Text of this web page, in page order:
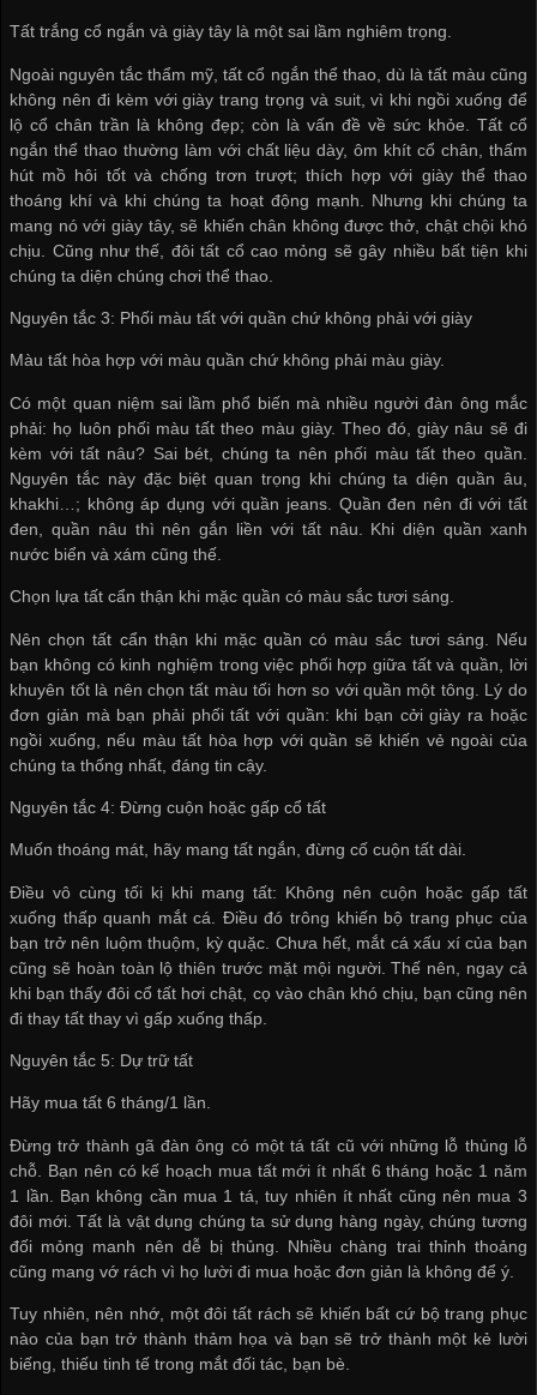
Tất trắng cổ ngắn và giày tây là một sai lầm nghiêm trọng.
Ngoài nguyên tắc thẩm mỹ, tất cổ ngắn thể thao, dù là tất màu cũng
không nên đi kèm với giày trang trọng và suit, vì khi ngồi xuống để
lộ cổ chân trần là không đẹp; còn là vấn đề về sức khỏe. Tất cổ
ngắn thể thao thường làm với chất liệu dày, ôm khít cổ chân, thấm
hút mồ hôi tốt và chống trơn trượt; thích hợp với giày thể thao
thoáng khí và khi chúng ta hoạt động mạnh. Nhưng khi chúng ta
mang nó với giày tây, sẽ khiến chân không được thở, chật chội khó
chịu. Cũng như thế, đôi tất cổ cao mỏng sẽ gây nhiều bất tiện khi
chúng ta diện chúng chơi thể thao.
Nguyên tắc 3: Phối màu tất với quần chứ không phải với giày
Màu tất hòa hợp với màu quần chứ không phải màu giày.
Có một quan niệm sai lầm phổ biến mà nhiều người đàn ông mắc
phải: họ luôn phối màu tất theo màu giày. Theo đó, giày nâu sẽ đi
kèm với tất nâu? Sai bét, chúng ta nên phối màu tất theo quần.
Nguyên tắc này đặc biệt quan trọng khi chúng ta diện quần âu,
khakhi…; không áp dụng với quần jeans. Quần đen nên đi với tất
đen, quần nâu thì nên gắn liền với tất nâu. Khi diện quần xanh
nước biển và xám cũng thế.
Chọn lựa tất cẩn thận khi mặc quần có màu sắc tươi sáng.
Nên chọn tất cẩn thận khi mặc quần có màu sắc tươi sáng. Nếu
bạn không có kinh nghiệm trong việc phối hợp giữa tất và quần, lời
khuyên tốt là nên chọn tất màu tối hơn so với quần một tông. Lý do
đơn giản mà bạn phải phối tất với quần: khi bạn cởi giày ra hoặc
ngồi xuống, nếu màu tất hòa hợp với quần sẽ khiến vẻ ngoài của
chúng ta thống nhất, đáng tin cậy.
Nguyên tắc 4: Đừng cuộn hoặc gấp cổ tất
Muốn thoáng mát, hãy mang tất ngắn, đừng cố cuộn tất dài.
Điều vô cùng tối kị khi mang tất: Không nên cuộn hoặc gấp tất
xuống thấp quanh mắt cá. Điều đó trông khiến bộ trang phục của
bạn trở nên luộm thuộm, kỳ quặc. Chưa hết, mắt cá xấu xí của bạn
cũng sẽ hoàn toàn lộ thiên trước mặt mội người. Thế nên, ngay cả
khi bạn thấy đôi cổ tất hơi chật, cọ vào chân khó chịu, bạn cũng nên
đi thay tất thay vì gấp xuống thấp.
Nguyên tắc 5: Dự trữ tất
Hãy mua tất 6 tháng/1 lần.
Đừng trở thành gã đàn ông có một tá tất cũ với những lỗ thủng lỗ
chỗ. Bạn nên có kế hoạch mua tất mới ít nhất 6 tháng hoặc 1 năm
1 lần. Bạn không cần mua 1 tá, tuy nhiên ít nhất cũng nên mua 3
đôi mới. Tất là vật dụng chúng ta sử dụng hàng ngày, chúng tương
đối mỏng manh nên dễ bị thủng. Nhiều chàng trai thỉnh thoảng
cũng mang vớ rách vì họ lười đi mua hoặc đơn giản là không để ý.
Tuy nhiên, nên nhớ, một đôi tất rách sẽ khiến bất cứ bộ trang phục
nào của bạn trở thành thảm họa và bạn sẽ trở thành một kẻ lười
biếng, thiếu tinh tế trong mắt đối tác, bạn bè.